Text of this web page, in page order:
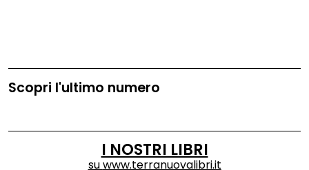
Scopri l'ultimo numero
I NOSTRI LIBRI
suwww.terranuovalibri.it